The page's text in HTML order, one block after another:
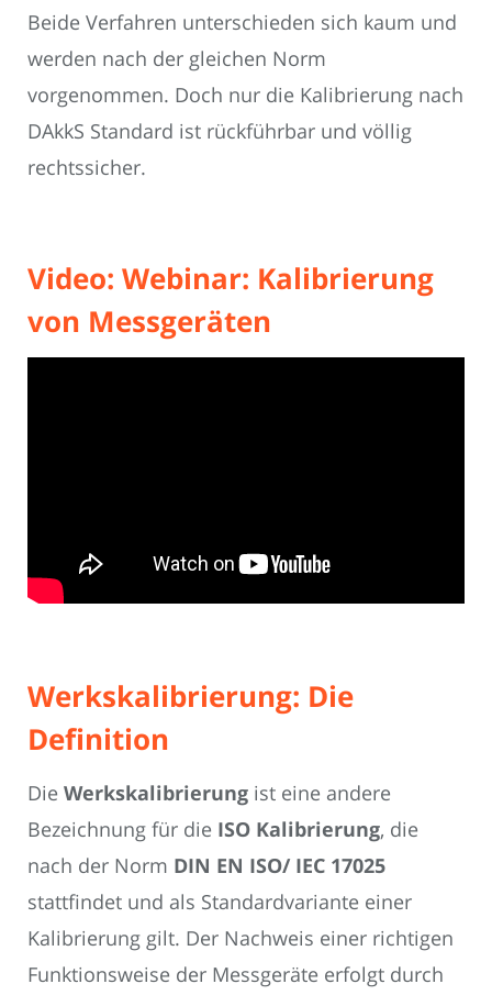
Beide Verfahren unterschieden sich kaum und
werden nach der gleichen Norm
vorgenommen. Doch nur die Kalibrierung nach
DAkkS Standard ist rückführbar und völlig
rechtssicher.
Video: Webinar: Kalibrierung
von Messgeräten
Werkskalibrierung: Die
Definition
Die Werkskalibrierung ist eine andere
Bezeichnung für die ISO Kalibrierung, die
nach der Norm DIN EN ISO/ IEC 17025
stattfindet und als Standardvariante einer
Kalibrierung gilt. Der Nachweis einer richtigen
Funktionsweise der Messgeräte erfolgt durch